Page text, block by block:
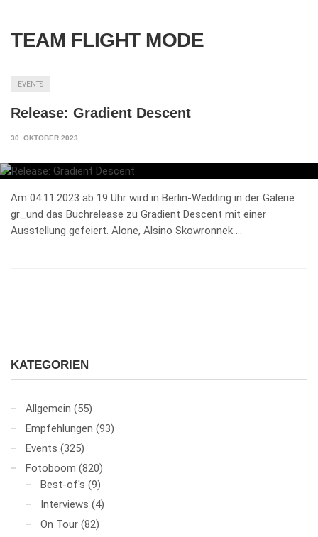
TEAM FLIGHT MODE
EVENTS
Release: Gradient Descent
30. OKTOBER 2023
Am 04.11.2023 ab 19 Uhr wird in Berlin-Wedding in der Galerie
gr_und das Buchrelease zu Gradient Descent mit einer
Ausstellung gefeiert. Alone, Alsino Skowronnek …
KATEGORIEN
Allgemein (55)
Empfehlungen (93)
Events (325)
Fotoboom (820)
Best-of's (9)
Interviews (4)
On Tour (82)